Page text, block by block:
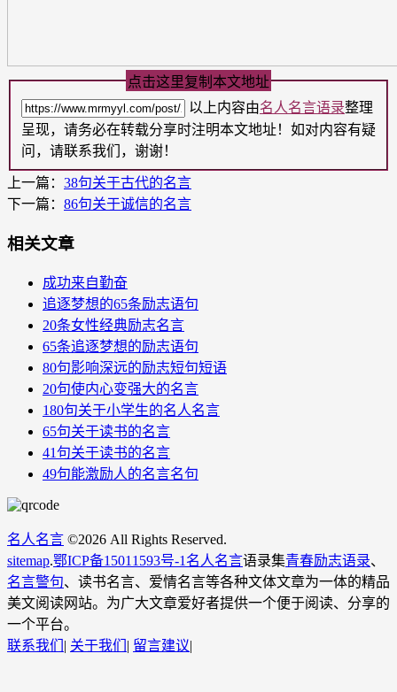
点击这里复制本文地址
以上内容由名人名言语录整理
呈现，请务必在转载分享时注明本文地址！如对内容有疑
问，请联系我们，谢谢！
上一篇： 38句关于古代的名言
下一篇： 86句关于诚信的名言
相关文章
成功来自勤奋
追逐梦想的65条励志语句
20条女性经典励志名言
65条追逐梦想的励志语句
80句影响深远的励志短句短语
20句使内心变强大的名言
180句关于小学生的名人名言
65句关于读书的名言
41句关于读书的名言
49句能激励人的名言名句
名人名言 ©2026 All Rights Reserved.
sitemap.鄂ICP备15011593号-1 名人名言语录集青春励志语录、
名言警句、读书名言、爱情名言等各种文体文章为一体的精品
美文阅读网站。为广大文章爱好者提供一个便于阅读、分享的
一个平台。
联系我们 | 关于我们 | 留言建议|